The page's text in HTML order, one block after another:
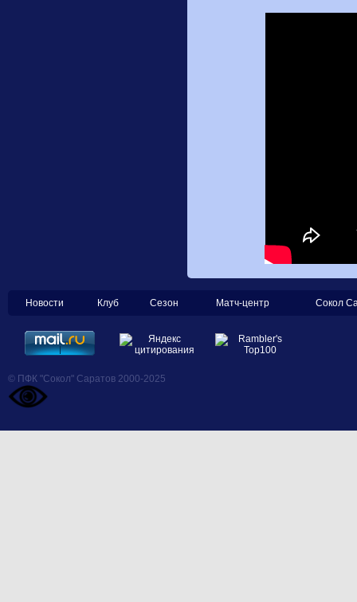
Новости Клуб Сезон Матч-центр Сокол
© ПФК "Сокол" Саратов 2000-2025